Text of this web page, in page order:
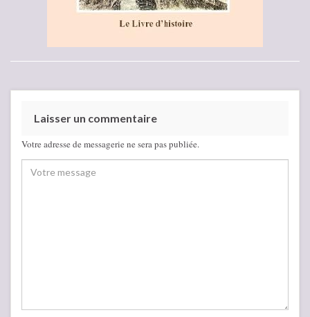
Laisser un commentaire
Votre adresse de messagerie ne sera pas publiée.